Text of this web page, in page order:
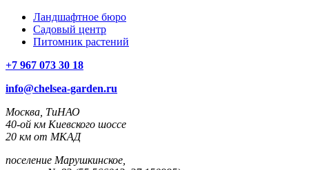
Ландшафтное бюро
Садовый центр
Питомник растений
+7 967 073 30 18
info@chelsea-garden.ru
Москва, ТиНАО
40-ой км Киевского шоссе
20 км от МКАД
поселение Марушкинское,